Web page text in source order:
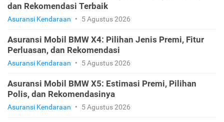
dan Rekomendasi Terbaik
Asuransi Kendaraan • 5 Agustus 2026
Asuransi Mobil BMW X4: Pilihan Jenis Premi, Fitur
Perluasan, dan Rekomendasi
Asuransi Kendaraan • 5 Agustus 2026
Asuransi Mobil BMW X5: Estimasi Premi, Pilihan
Polis, dan Rekomendasinya
Asuransi Kendaraan • 5 Agustus 2026